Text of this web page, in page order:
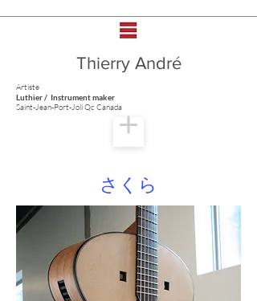
Thierry André
Artiste
Luthier / Instrument maker
Saint-Jean-Port-Joli Qc Canada
さくら